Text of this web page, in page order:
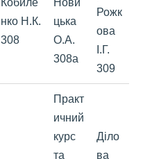
Кобиле
нко Н.К.
308
Нови
цька
О.А.
308а
Рожк
ова
І.Г.
309
Практ
ичний
курс
та
Діло
ва